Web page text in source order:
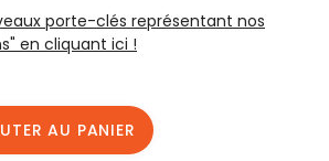
porte-clés représentant nos
en cliquant ici !
AU PANIER